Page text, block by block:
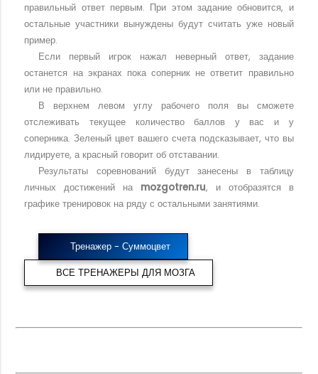
правильный ответ первым. При этом задание обновится, и
остальные участники вынуждены будут считать уже новый
пример.
Если первый игрок нажал неверный ответ, задание
останется на экранах пока соперник не ответит правильно
или не правильно.
В верхнем левом углу рабочего поля вы сможете
отслеживать текущее количество баллов у вас и у
соперника. Зеленый цвет вашего счета подсказывает, что вы
лидируете, а красный говорит об отставании.
Результаты соревнований будут занесены в таблицу
личных достижений на mozgotren.ru, и отобразятся в
графике тренировок на ряду с остальными занятиями.
Тренажер - Суммоцвет
ВСЕ ТРЕНАЖЕРЫ ДЛЯ МОЗГА